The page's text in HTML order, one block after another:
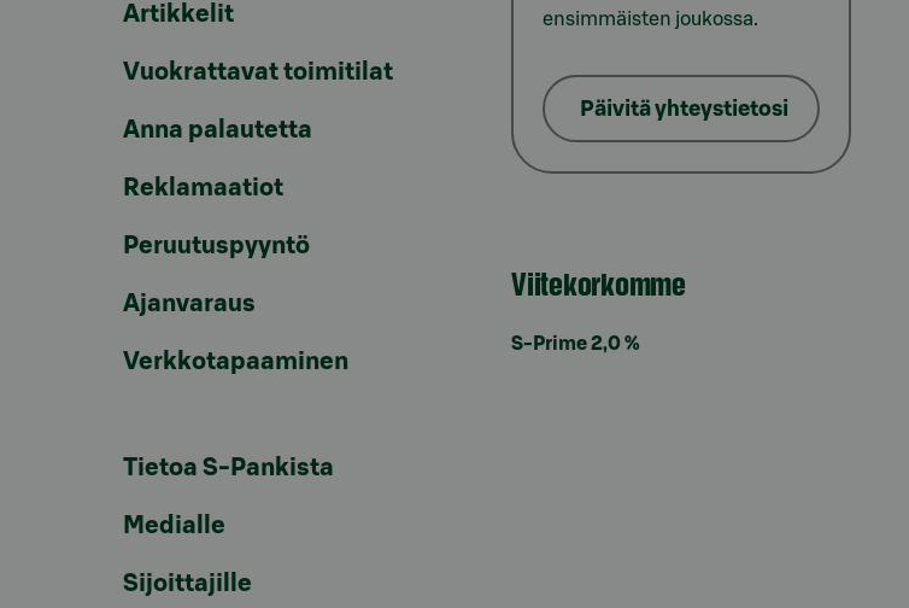
Artikkelit
Vuokrattavat toimitilat
Anna palautetta
Reklamaatiot
Peruutuspyyntö
Ajanvaraus
Verkkotapaaminen
Tietoa S-Pankista
Medialle
Sijoittajille
ensimmäisten joukossa.
Päivitä yhteystietosi
Viitekorkomme
S-Prime 2,0 %